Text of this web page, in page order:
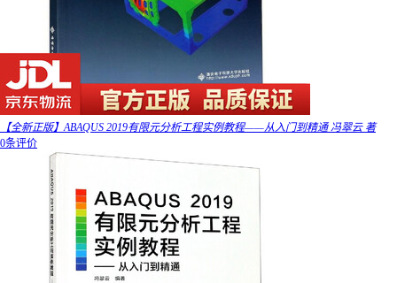
【全新正版】ABAQUS 2019有限元分析工程实例教程——从入门到精通 冯翠云 著
0条评价